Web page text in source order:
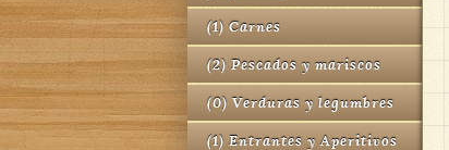
(1) Carnes
(2) Pescados y mariscos
(0) Verduras y legumbres
(1) Entrantes y Aperitivos